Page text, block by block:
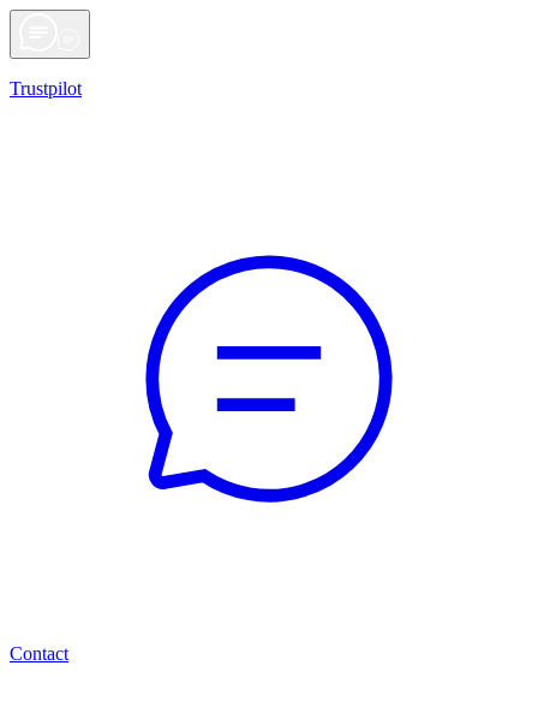
Trustpilot
Contact